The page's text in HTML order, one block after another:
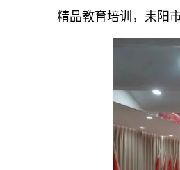
精品教育培训，耒阳